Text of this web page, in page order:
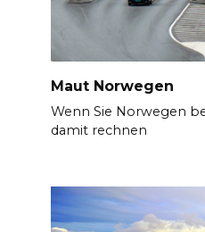
Maut Norwegen
Wenn Sie Norwegen
damit rechnen